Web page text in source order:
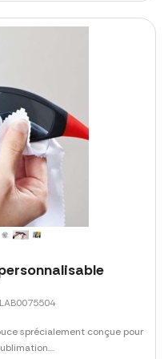
sprécialement conçue pour